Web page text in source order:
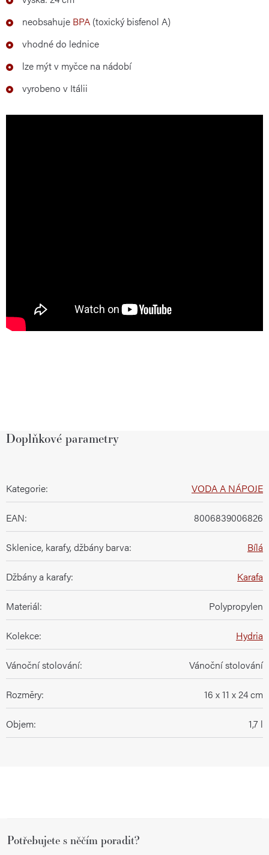
neobsahuje BPA (toxický bisfenol A)
vhodné do lednice
lze mýt v myčce na nádobí
vyrobeno v Itálii
Doplňkové parametry
Kategorie: VODA A NÁPOJE
EAN: 8006839006826
Sklenice, karafy, džbány barva: Bílá
Džbány a karafy: Karafa
Materiál: Polypropylen
Kolekce: Hydria
Vánoční stolování: Vánoční stolování
Rozměry: 16 x 11 x 24 cm
Objem: 1,7 l
Potřebujete s něčím poradit?